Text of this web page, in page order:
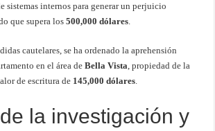
sistemas internos para generar un perjuicio
que supera los500,000 dólares.
cautelares, se ha ordenado la aprehensión
en el área deBella Vista, propiedad de la
de escritura de 145,000 dólares.
la investigación y